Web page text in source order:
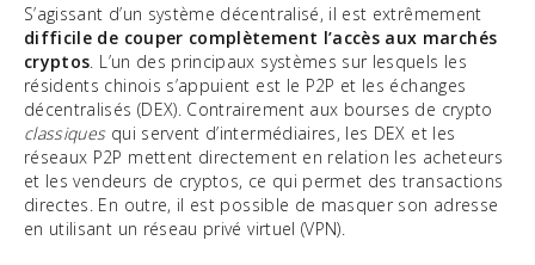
S’agissant d’un système décentralisé, il est extrêmement
difficile de couper complètement l’accès aux marchés
cryptos . L’un des principaux systèmes sur lesquels les
résidents chinois s’appuient est le P2P et les échanges
décentralisés (DEX). Contrairement aux bourses de crypto
classiques qui servent d’intermédiaires, les DEX et les
réseaux P2P mettent directement en relation les acheteurs
et les vendeurs de cryptos, ce qui permet des transactions
directes. En outre, il est possible de masquer son adresse
en utilisant un réseau privé virtuel (VPN).